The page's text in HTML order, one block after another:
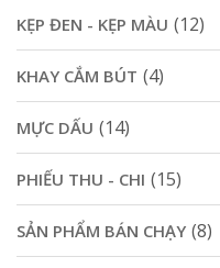
KẸP ĐEN - KẸP MÀU (12)
KHAY CẮM BÚT (4)
MỰC DẤU (14)
PHIẾU THU - CHI (15)
SẢN PHẨM BÁN CHẠY (8)